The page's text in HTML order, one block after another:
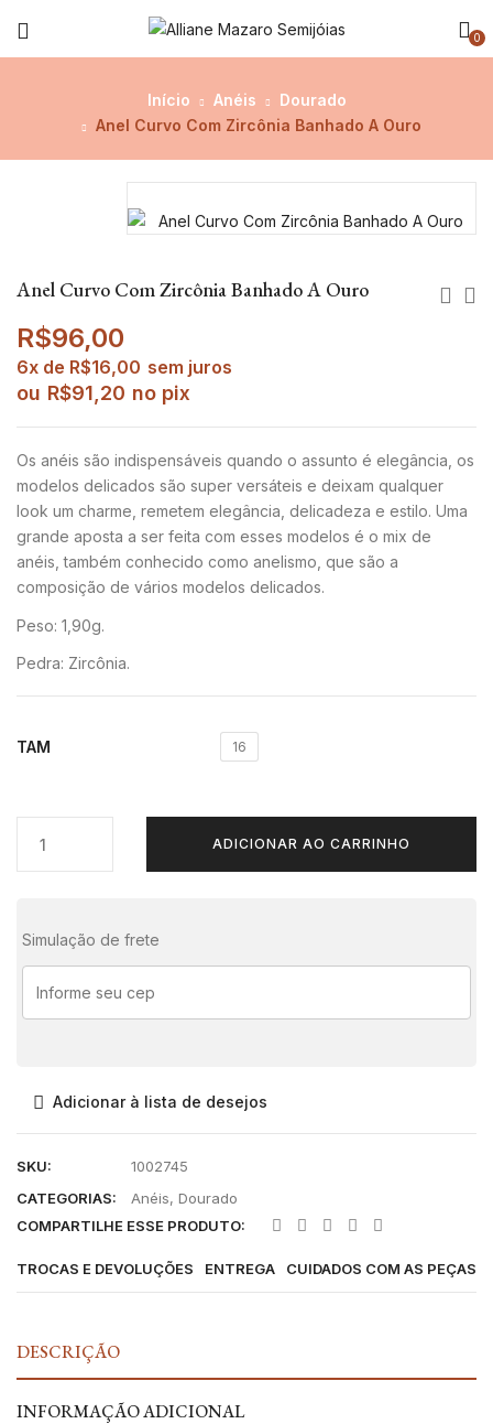
0
Início Anéis
Dourado
Anel Curvo Com Zircônia Banhado A Ouro
Anel Curvo Com Zircônia Banhado A Ouro
R$96,00
6x de R$16,00 sem juros
ou R$91,20 no pix
Os anéis são indispensáveis quando o assunto é elegância, os
modelos delicados são super versáteis e deixam qualquer
look um charme, remetem elegância, delicadeza e estilo. Uma
grande aposta a ser feita com esses modelos é o mix de
anéis, também conhecido como anelismo, que são a
composição de vários modelos delicados.
Peso: 1,90g.
Pedra: Zircônia.
TAM 16
ADICIONAR AO CARRINHO
Simulação de frete
Adicionar à lista de desejos
SKU:
1002745
CATEGORIAS:
Anéis, Dourado
COMPARTILHE ESSE PRODUTO:
TROCAS E DEVOLUÇÕES ENTREGA CUIDADOS COM AS PEÇAS
DESCRIÇÃO
INFORMAÇÃO ADICIONAL